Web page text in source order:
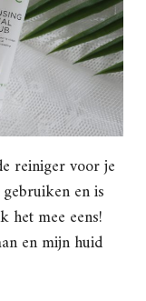
reiniger voor je
en is
het mee eens!
en mijn huid